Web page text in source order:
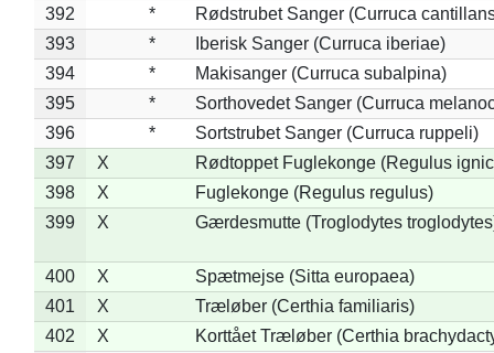
392
*
Rødstrubet Sanger (Curruca
393
*
Iberisk Sanger (Curruca iberiae)
394
*
Makisanger (Curruca subalpina)
395
*
Sorthovedet Sanger (Curruca
396
*
Sortstrubet Sanger (Curruca ruppeli)
397
X
Rødtoppet Fuglekonge (Regulus
398
X
Fuglekonge (Regulus regulus)
399
X Gærdesmutte (Troglodytes
400 X
Spætmejse (Sitta europaea)
401
X
Træløber (Certhia familiaris)
402
X
Korttået Træløber (Certhia